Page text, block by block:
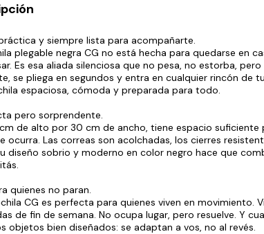
y siempre lista para acompañarte.
plegable negra CG no está hecha para quedarse en
Es esa aliada silenciosa que no pesa, no estorba,
se pliega en segundos y entra en cualquier rincón de
espaciosa, cómoda y preparada para todo.
pero sorprendente.
de alto por 30 cm de ancho, tiene espacio suficiente
ocurra. Las correas son acolchadas, los cierres
diseño sobrio y moderno en color negro hace que
quienes no paran.
CG es perfecta para quienes viven en movimiento.
de fin de semana. No ocupa lugar, pero resuelve. Y
objetos bien diseñados: se adaptan a vos, no al revés.